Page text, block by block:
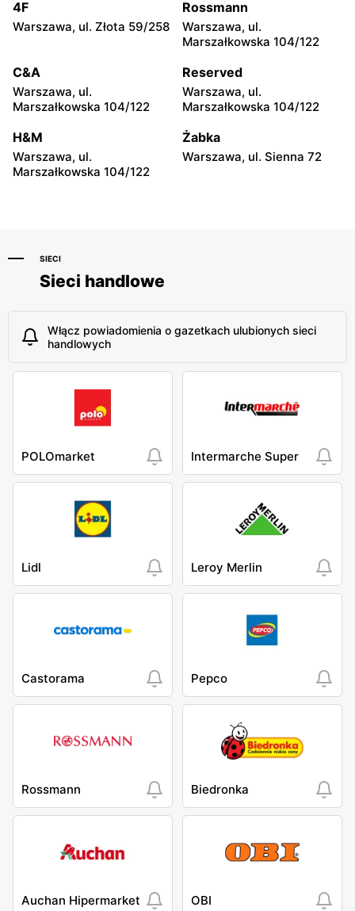
Dzieciątka Jezus 91 A
Ekonomii 15
Eurocash Cash&Carry
Fabryczna 1/3
Eurocash Cash&Carry
Grota Roweckiego 8a
Eurocash Cash&Carry
4F
Warszawa, ul. Złota 59/258
Rossmann
Warszawa, ul.
Marszałkowska 104/122
C&A
Warszawa, ul.
Marszałkowska 104/122
Reserved
Warszawa, ul.
Marszałkowska 104/122
H&M
Warszawa, ul.
Marszałkowska 104/122
Żabka
Warszawa, ul. Sienna 72
SIECI
Sieci handlowe
Włącz powiadomienia o gazetkach ulubionych sieci
handlowych
POLOmarket Intermarche Super
Lidl Leroy Merlin
Castorama Pepco
Rossmann Biedronka
Auchan Hipermarket OBI